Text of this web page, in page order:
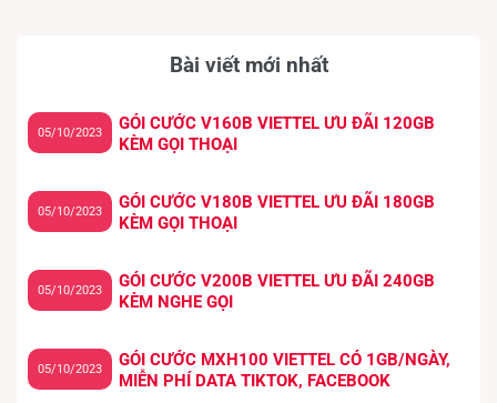
Bài viết mới nhất
GÓI CƯỚC V160B VIETTEL ƯU ĐÃI 120GB
KÈM GỌI THOẠI
05/10/2023
GÓI CƯỚC V180B VIETTEL ƯU ĐÃI 180GB
KÈM GỌI THOẠI
05/10/2023
GÓI CƯỚC V200B VIETTEL ƯU ĐÃI 240GB
KÈM NGHE GỌI
05/10/2023
GÓI CƯỚC MXH100 VIETTEL CÓ 1GB/NGÀY,
MIỄN PHÍ DATA TIKTOK, FACEBOOK
05/10/2023